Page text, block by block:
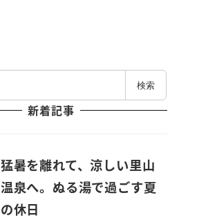
検索
新着記事
猛暑を離れて、涼しい里山
温泉へ。ぬる湯で過ごす夏
の休日